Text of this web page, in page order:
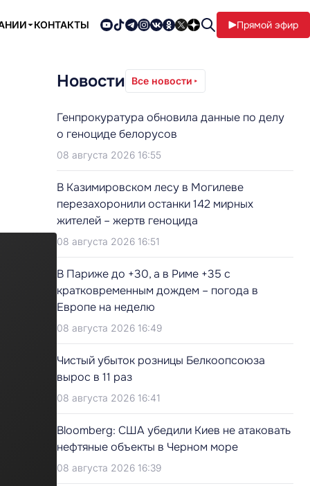
КОНТАКТЫ Прямой эфир
Новости Все новости
Генпрокуратура обновила данные по делу
о геноциде белорусов
08 августа 2026 16:55
В Казимировском лесу в Могилеве
перезахоронили останки 142 мирных
жителей – жертв геноцида
08 августа 2026 16:51
В Париже до +30, а в Риме +35 с
кратковременным дождем – погода в
Европе на неделю
08 августа 2026 16:49
Чистый убыток розницы Белкоопсоюза
вырос в 11 раз
08 августа 2026 16:41
Bloomberg: США убедили Киев не атаковать
нефтяные объекты в Черном море
08 августа 2026 16:39